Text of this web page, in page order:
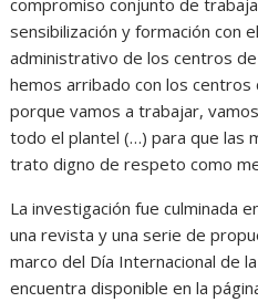
compromiso conjunto de
sensibilización y formación con
administrativo de los centros de
hemos arribado con los
porque vamos a trabajar,
todo el plantel (…) para que las
trato digno de respeto como
La investigación fue culminada
una revista y una serie de
marco del Día Internacional de
encuentra disponible en la